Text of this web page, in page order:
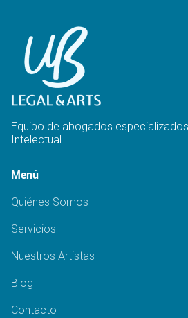
Equipo de abogados
Intelectual
Menú
Quiénes Somos
Servicios
Nuestros Artistas
Blog
Contacto